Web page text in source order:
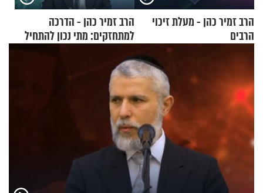
הרב זמיר כהן - מעלת זיכוי
הרבים
הרב זמיר כהן - הדרכה
למתחזקים: מתי נכון להתחיל